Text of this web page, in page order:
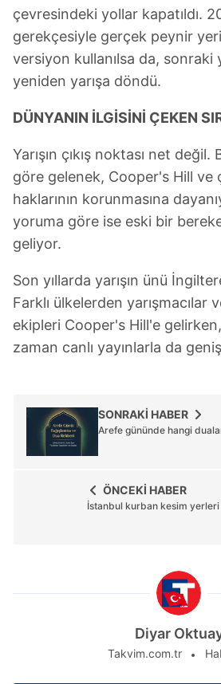
çevresindeki yollar kapatıldı.
gerekçesiyle gerçek peynir
versiyon kullanılsa da, sonraki
yeniden yarışa döndü.
DÜNYANIN İLGİSİNİ ÇEKEN
Yarışın çıkış noktası net değil.
göre gelenek, Cooper's Hill ve
haklarının korunmasına
yoruma göre ise eski bir
geliyor.
Son yıllarda yarışın ünü İngiltere
Farklı ülkelerden yarışmacılar
ekipleri Cooper's Hill'e
zaman canlı yayınlarla da
SONRAKİ HABER
Arefe gününde hangi
ÖNCEKİ HABER
İstanbul kurban kesim
Diyar
Takvim.com.tr